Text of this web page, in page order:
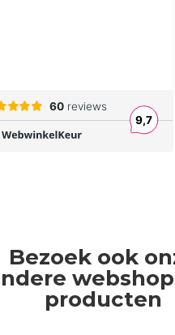
Bezoek ook
producten